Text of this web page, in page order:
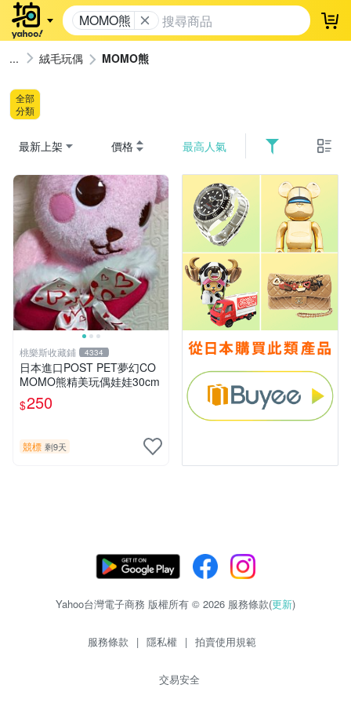
MOMO熊 登
絨毛玩偶 MOMO熊
全部
分類
最新上架 價格 最高人氣
桃樂斯收藏鋪 4334
日本進口POST PET夢幻CO
MOMO熊精美玩偶娃娃30cm
$250
競標 剩9天
Yahoo台灣電子商務 版權所有 © 2026 服務條款(更新)
服務條款 | 隱私權 | 拍賣使用規範
交易安全